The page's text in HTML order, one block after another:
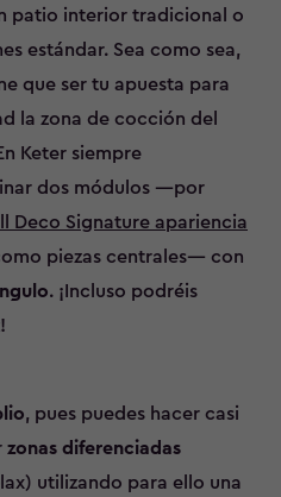
patio interior tradicional o
estándar. Sea como sea,
que ser tu apuesta para
la zona de cocción del
Keter siempre
dos módulos —por
Deco Signature apariencia
piezas centrales— con
. ¡Incluso podréis
, pues puedes hacer casi
zonas diferenciadas
utilizando para ello una